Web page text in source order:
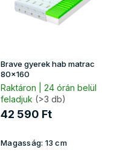
Brave gyerek hab matrac
80x160
Raktáron | 24 órán belül
feladjuk (>3 db)
42 590 Ft
Magasság: 13 cm